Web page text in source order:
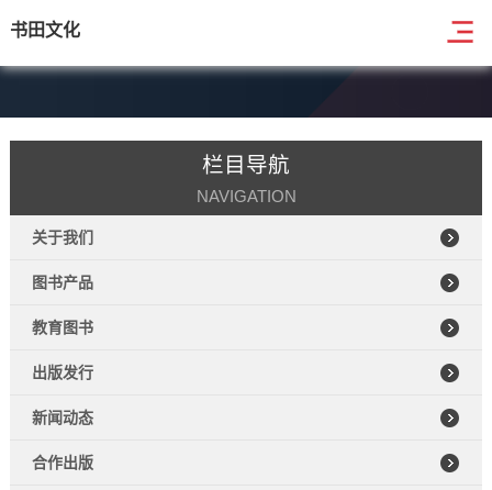
书田文化
栏目导航
NAVIGATION
关于我们
图书产品
教育图书
出版发行
新闻动态
合作出版